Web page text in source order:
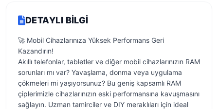
DETAYLI BILGI
🚀 Mobil Cihazlarınıza Yüksek Performans Geri
Kazandırın!
Akıllı telefonlar, tabletler ve diğer mobil cihazlarınızın RAM
sorunları mı var? Yavaşlama, donma veya uygulama
çökmeleri mi yaşıyorsunuz? Bu geniş kapsamlı RAM
çiplerimizle cihazlarınızın eski performansına kavuşmasını
sağlayın. Uzman tamirciler ve DIY meraklıları için ideal